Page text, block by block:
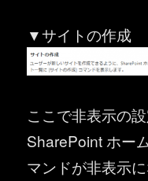
▼サイトの作成
ここで非表示の
SharePoint ホー
マンドが非表示